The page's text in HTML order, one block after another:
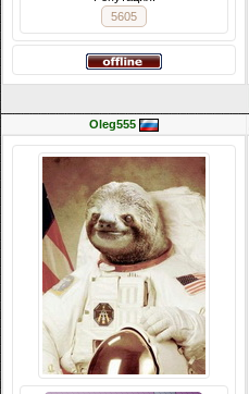
5605
Oleg555